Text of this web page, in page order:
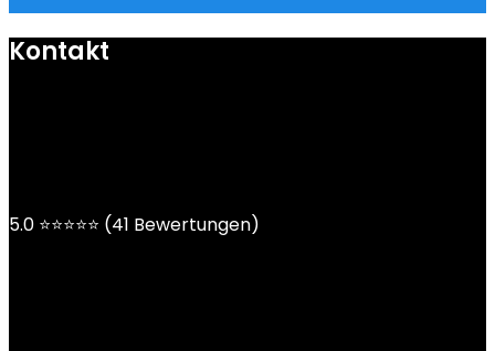
Kontakt
5.0 ⭐⭐⭐⭐⭐ (41 Bewertungen)